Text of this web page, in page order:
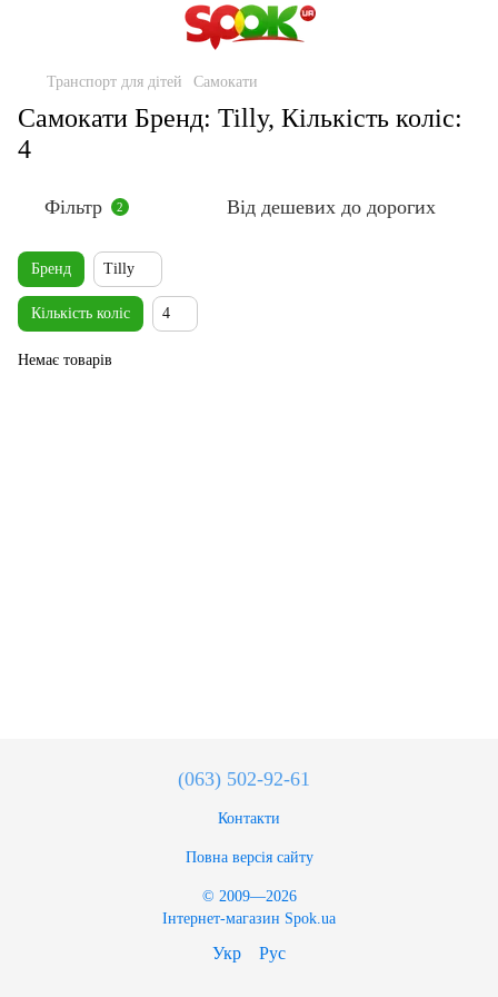
Транспорт для дітей Самокати
Самокати Бренд: Tilly, Кількість коліс:
4
Фільтр 2 Від дешевих до дорогих
Бренд Tilly
Кількість коліс 4
Немає товарів
(063) 502-92-61
Контакти
Повна версія сайту
© 2009—2026
Інтернет-магазин Spok.ua
Укр Рус